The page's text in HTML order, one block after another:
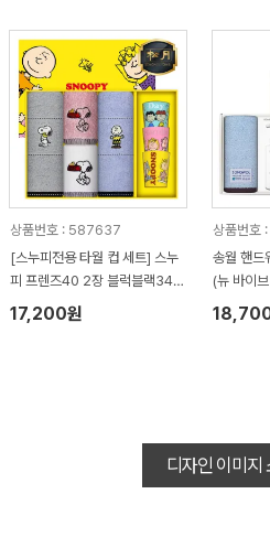
상품번호 : 587637
[스누피전용 타월 컵 세트] 스누
피 프렌즈40 2장 블럭블랙34 2
장 스누피 3P 컵 세트
17,200원
상품번
송월 핸드
(뉴 바이
활공작소
디자인 이미지